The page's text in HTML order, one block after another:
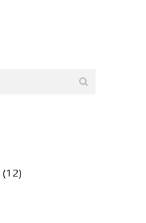
(12)